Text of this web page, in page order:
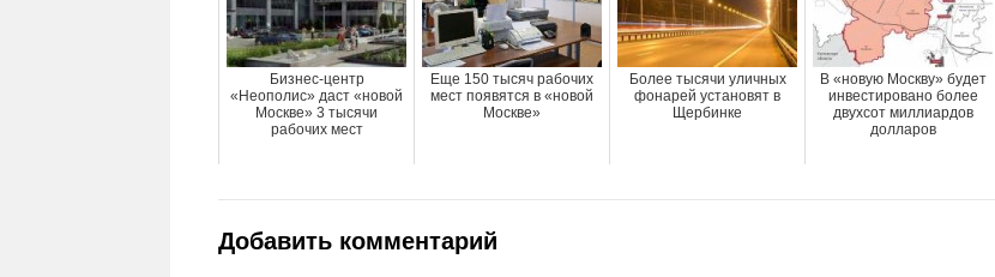
Бизнес-центр
«Неополис» даст «новой
Москве» 3 тысячи
рабочих мест
Еще 150 тысяч рабочих
мест появятся в «новой
Москве»
Более тысячи уличных
фонарей установят в
Щербинке
В «новую Москву» будет
инвестировано более
двухсот миллиардов
долларов
Добавить комментарий